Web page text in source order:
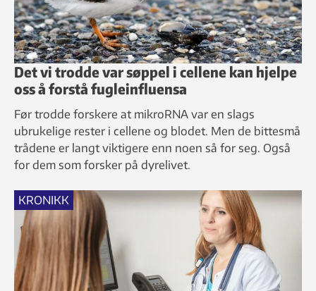
Det vi trodde var søppel i cellene kan hjelpe
oss å forstå fugleinfluensa
Før trodde forskere at mikroRNA var en slags
ubrukelige rester i cellene og blodet. Men de bittesmå
trådene er langt viktigere enn noen så for seg. Også
for dem som forsker på dyrelivet.
KRONIKK